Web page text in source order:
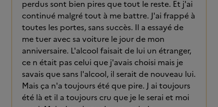
perdus sont bien pires que tout le reste. Et j'ai
continué malgré tout à me battre. J'ai frappé à
toutes les portes, sans succès. Il a essayé de
me tuer avec sa voiture le jour de mon
anniversaire. L'alcool faisait de lui un étranger,
ce n était pas celui que j'avais choisi mais je
savais que sans l'alcool, il serait de nouveau lui.
Mais ça n'a toujours été que pire. J ai toujours
été là et il a toujours cru que je le serai et moi